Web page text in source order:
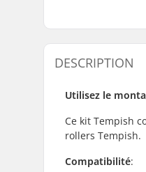
DESCRIPTION
Utilisez le
Ce kit Tempish
rollers Tempish.
Compatibilité: